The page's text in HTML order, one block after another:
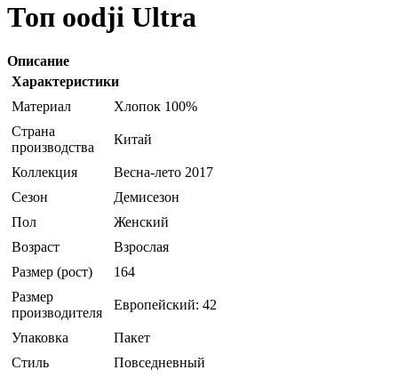
Топ oodji Ultra
Описание
Характеристики
Материал
Хлопок 100%
Страна
производства
Китай
Коллекция
Весна-лето 2017
Сезон
Демисезон
Пол
Женский
Возраст
Взрослая
Размер (рост)
164
Размер
производителя
Европейский: 42
Упаковка
Пакет
Стиль
Повседневный